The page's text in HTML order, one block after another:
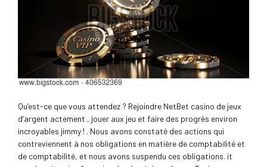
Qu’est-ce que vous attendez ? Rejoindre NetBet casino de jeux
d’argent actement , jouer aux jeu et faire des progrès environ
incroyables jimmy ! . Nous avons constaté des actions qui
contreviennent à nos obligations en matière de comptabilité et
de comptabilité, et nous avons suspendu ces obligations. it